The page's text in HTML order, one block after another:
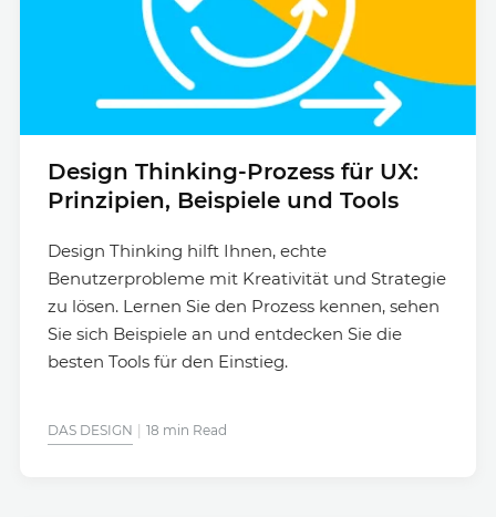
Design Thinking-Prozess für UX:
Prinzipien, Beispiele und Tools
Design Thinking hilft Ihnen, echte
Benutzerprobleme mit Kreativität und Strategie
zu lösen. Lernen Sie den Prozess kennen, sehen
Sie sich Beispiele an und entdecken Sie die
besten Tools für den Einstieg.
DAS DESIGN 18 min Read